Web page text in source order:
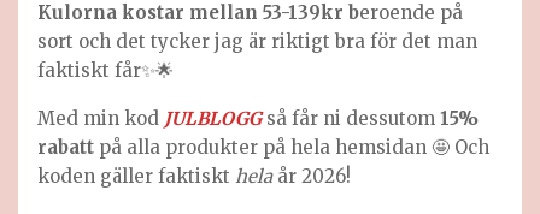
Kulorna kostar mellan 53-139kr beroende på
sort och det tycker jag är riktigt bra för det man
faktiskt får✨🌟
Med min kod JULBLOGGså får ni dessutom 15%
rabatt på alla produkter på hela hemsidan 🤩 Och
koden gäller faktiskt helaår 2026!